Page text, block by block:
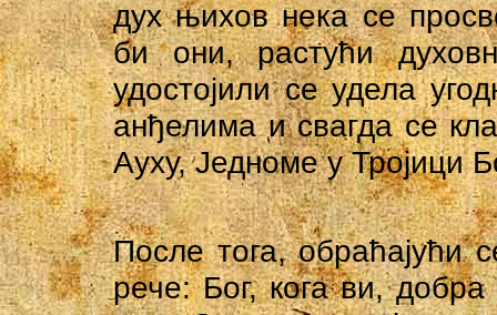
дух њихов нека се
би они, растући
удостојили се удела
анђелима и свагда се
Ауху, Једноме у Тројици
После тога, обраћајући
рече: Бог, кога ви,